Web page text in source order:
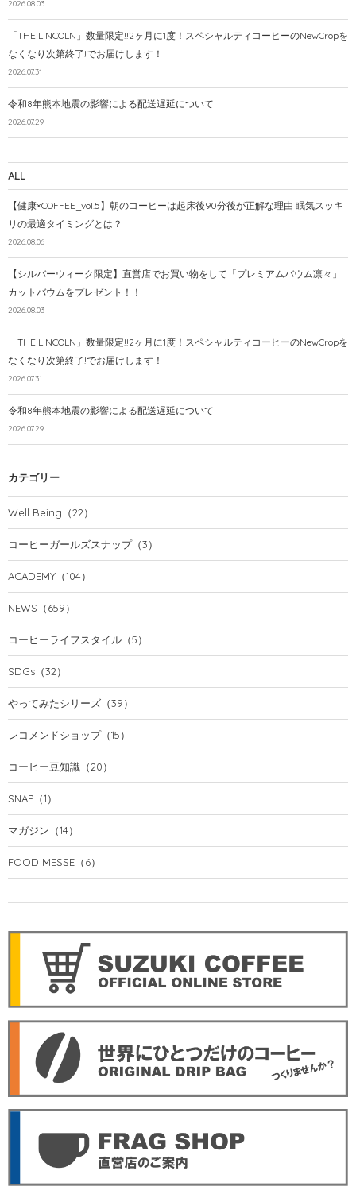
2026.08.03
「THE LINCOLN」数量限定!!2ヶ月に1度！スペシャルティコーヒーのNewCropを
なくなり次第終了!でお届けします！
2026.07.31
令和8年熊本地震の影響による配送遅延について
2026.07.29
ALL
【健康×COFFEE_vol.5】朝のコーヒーは起床後90分後が正解な理由 眠気スッキ
リの最適タイミングとは？
2026.08.06
【シルバーウィーク限定】直営店でお買い物をして「プレミアムバウム凛々」
カットバウムをプレゼント！！
2026.08.03
「THE LINCOLN」数量限定!!2ヶ月に1度！スペシャルティコーヒーのNewCropを
なくなり次第終了!でお届けします！
2026.07.31
令和8年熊本地震の影響による配送遅延について
2026.07.29
カテゴリー
Well Being （22）
コーヒーガールズスナップ（3）
ACADEMY （104）
NEWS （659）
コーヒーライフスタイル （5）
SDGs （32）
やってみたシリーズ （39）
レコメンドショップ（15）
コーヒー豆知識 （20）
SNAP （1）
マガジン （14）
FOOD MESSE （6）